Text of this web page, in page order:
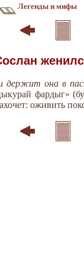
Легенды и мифы
она в
фардыг»
оживить